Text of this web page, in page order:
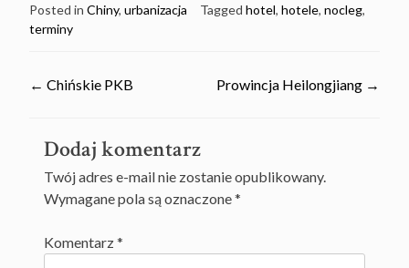
Posted in Chiny, urbanizacja Tagged hotel, hotele, nocleg,
terminy
Post
navigation
← Chińskie PKB Prowincja Heilongjiang →
Dodaj komentarz
Twój adres e-mail nie zostanie opublikowany.
Wymagane pola są oznaczone*
Komentarz*